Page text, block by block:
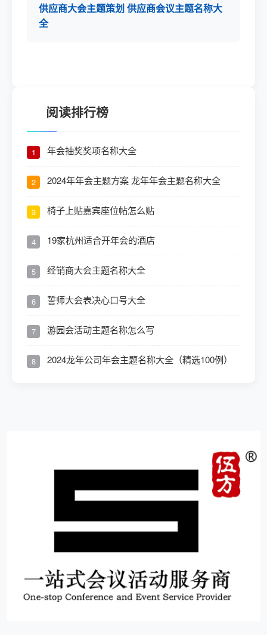
供应商大会主题策划 供应商会议主题名称大
全
阅读排行榜
1 年会抽奖奖项名称大全
2 2024年年会主题方案 龙年年会主题名称大全
3 椅子上贴嘉宾座位帖怎么贴
4 19家杭州适合开年会的酒店
5 经销商大会主题名称大全
6 誓师大会表决心口号大全
7 游园会活动主题名称怎么写
8 2024龙年公司年会主题名称大全（精选100例）